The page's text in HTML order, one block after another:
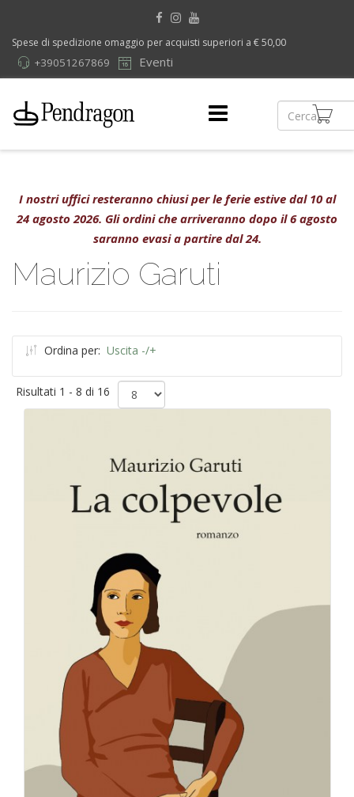
Spese di spedizione omaggio per acquisti superiori a € 50,00
Eventi
+39051267869
I nostri uffici resteranno chiusi per le ferie estive dal 10 al
24 agosto 2026. Gli ordini che arriveranno dopo il 6 agosto
saranno evasi a partire dal 24.
Maurizio Garuti
Ordina per: Uscita -/+
Risultati 1 - 8 di 16